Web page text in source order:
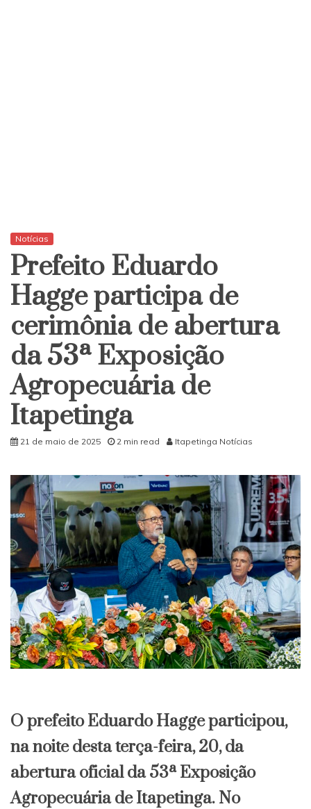
Notícias
Prefeito Eduardo
Hagge participa de
cerimônia de abertura
da 53ª Exposição
Agropecuária de
Itapetinga
21 de maio de 2025 2 min read Itapetinga Notícias
O prefeito Eduardo Hagge participou,
na noite desta terça-feira, 20, da
abertura oficial da 53ª Exposição
Agropecuária de Itapetinga. No